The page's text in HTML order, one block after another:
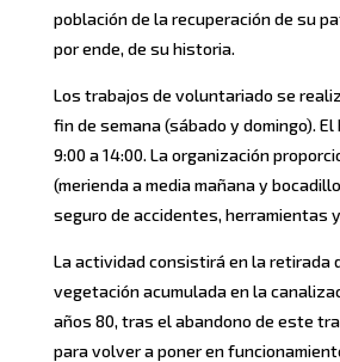
población de la recuperación de su
por ende, de su historia.
Los trabajos de voluntariado se
fin de semana (sábado y domingo).
9:00 a 14:00. La organización
(merienda a media mañana y
seguro de accidentes, herramientas
La actividad consistirá en la retirada
vegetación acumulada en la
años 80, tras el abandono de este
para volver a poner en